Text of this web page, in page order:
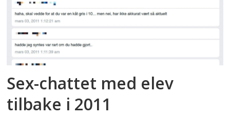
Sex-chattet med elev
tilbake i 2011